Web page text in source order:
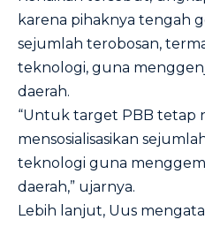
karena pihaknya tengah
sejumlah terobosan,
teknologi, guna
daerah.
“Untuk target PBB tetap
mensosialisasikan
teknologi guna
daerah,” ujarnya.
Lebih lanjut, Uus